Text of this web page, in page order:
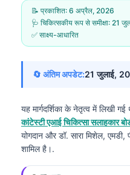
📝 प्रकाशित: 6 अप्रैल, 2026
🩺 चिकित्सकीय रूप से समीक्षा: 21
✅ साक्ष्य-आधारित
🔄 अंतिम अपडेट:21 जुलाई,
यह मार्गदर्शिका के नेतृत्व में लिखी गई
कांटेस्टी एआई चिकित्सा सलाहकार
योगदान और डॉ. सारा मिशेल, एमडी,
शामिल है।.